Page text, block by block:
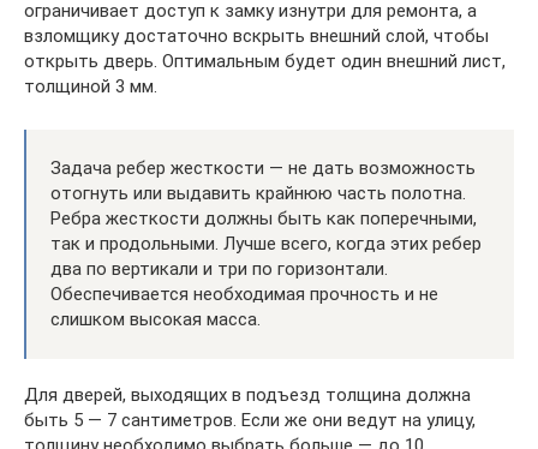
ограничивает доступ к замку изнутри для ремонта, а
взломщику достаточно вскрыть внешний слой, чтобы
открыть дверь. Оптимальным будет один внешний лист,
толщиной 3 мм.
Задача ребер жесткости — не дать возможность
отогнуть или выдавить крайнюю часть полотна.
Ребра жесткости должны быть как поперечными,
так и продольными. Лучше всего, когда этих ребер
два по вертикали и три по горизонтали.
Обеспечивается необходимая прочность и не
слишком высокая масса.
Для дверей, выходящих в подъезд толщина должна
быть 5 — 7 сантиметров. Если же они ведут на улицу,